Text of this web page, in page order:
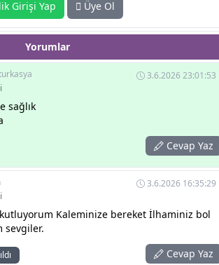
Girişi Yap Üye Ol
Yorumlar
3.6.2026 23:01:53
sağlık
Cevap Yaz
3.6.2026 16:35:29
Kaleminize bereket İlhaminiz bol
sevgiler.
Cevap Yaz